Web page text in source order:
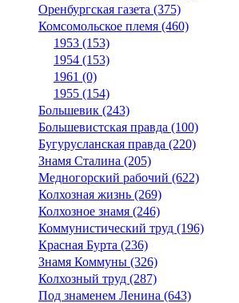
Оренбургская газета (375)
Комсомольское племя (460)
1953 (153)
1954 (153)
1961 (0)
1955 (154)
Большевик (243)
Большевистская правда (100)
Бугурусланская правда (220)
Знамя Сталина (205)
Медногорский рабочий (622)
Колхозная жизнь (269)
Колхозное знамя (246)
Коммунистический труд (196)
Красная Бурта (236)
Знамя Коммуны (326)
Колхозный труд (287)
Под знаменем Ленина (643)